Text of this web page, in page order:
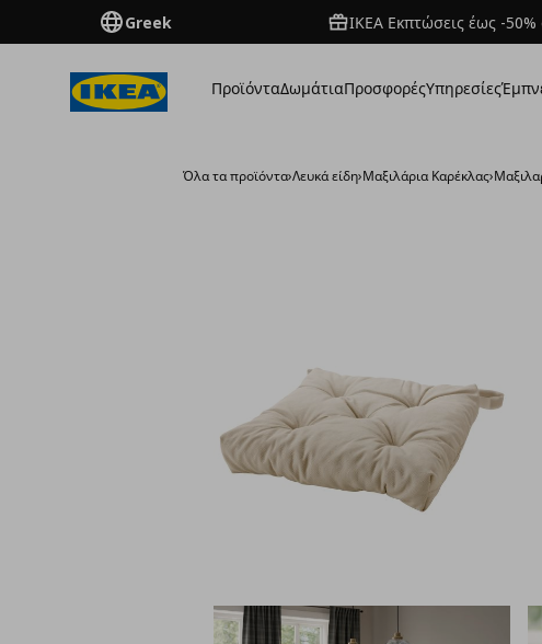
Greek ΙΚΕΑ Εκπτώσεις έως -
ΠροϊόνταΔωμάτιαΠροσφορέςΥπηρεσίες
Όλα τα προϊόντα›Λευκά είδη›Μαξιλάρια Καρέκλας›